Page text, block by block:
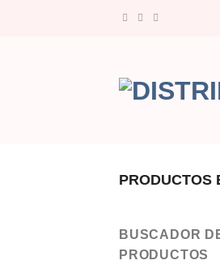
PRODUCTOS
BUSCADOR
PRODUCTOS